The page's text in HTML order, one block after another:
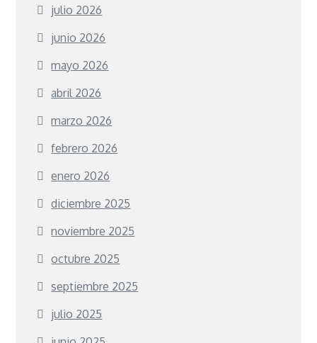
julio 2026
junio 2026
mayo 2026
abril 2026
marzo 2026
febrero 2026
enero 2026
diciembre 2025
noviembre 2025
octubre 2025
septiembre 2025
julio 2025